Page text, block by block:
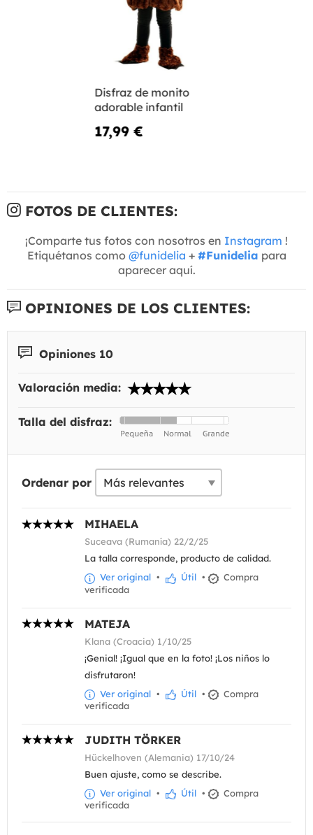
Disfraz de monito
adorable infantil
17,99 €
FOTOS DE CLIENTES:
¡Comparte tus fotos con nosotros en Instagram !
Etiquétanos como @funidelia + #Funidelia para
aparecer aquí.
OPINIONES DE LOS CLIENTES:
Opiniones 10
Valoración media:
Talla del disfraz:
Ordenar por
MIHAELA
Suceava (Rumanía) 22/2/25
La talla corresponde, producto de calidad.
Ver original • Útil •
Compra
verificada
MATEJA
Klana (Croacia) 1/10/25
¡Genial! ¡Igual que en la foto! ¡Los niños lo
disfrutaron!
Ver original • Útil •
Compra
verificada
JUDITH TÖRKER
Hückelhoven (Alemania) 17/10/24
Buen ajuste, como se describe.
Ver original • Útil •
Compra
verificada